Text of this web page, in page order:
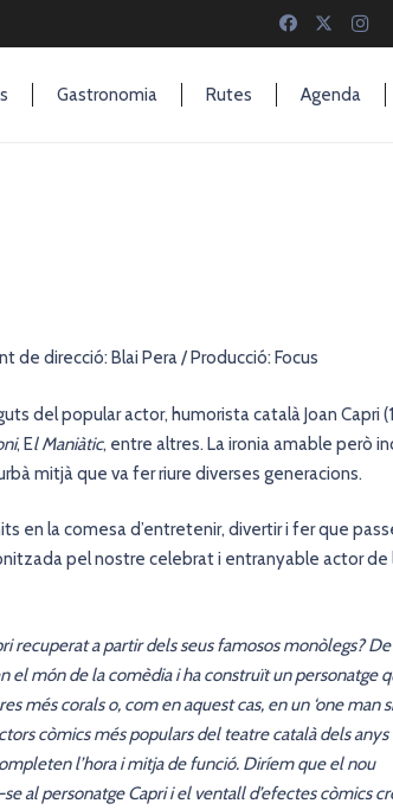
Gastronomia Rutes Agenda
de direcció: Blai Pera / Producció: Focus
del popular actor, humorista català Joan Capri
, El Maniàtic, entre altres. La ironia amable però
mitjà que va fer riure diverses generacions.
en la comesa d’entretenir, divertir i fer que
pel nostre celebrat i entranyable actor de
recuperat a partir dels seus famosos monòlegs?
el món de la comèdia i ha construït un personatge
més corals o, com en aquest cas, en un ‘one man
còmics més populars del teatre català dels
l’hora i mitja de funció. Diríem que el nou
al personatge Capri i el ventall d’efectes còmics